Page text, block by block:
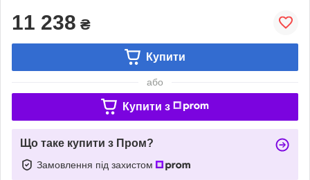
11 238 ₴
Купити
або
Купити з
Що таке купити з Пром?
Замовлення під захистом